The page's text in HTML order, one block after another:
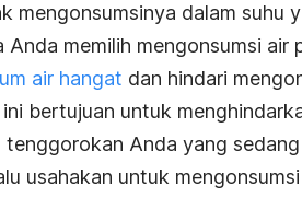
mengonsumsinya dalam suhu
Anda memilih mengonsumsi air
air hangat dan hindari
ini bertujuan untuk
tenggorokan Anda yang
usahakan untuk